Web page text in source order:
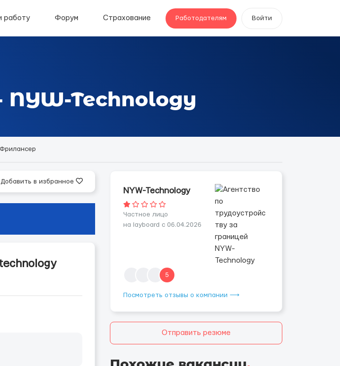
работу Форум Страхование Работодателям Войти
Technology
Фрилансер
Добавить в избранное
NYW-Technology
Частное лицо
на layboard с 06.04.2026
5
Посмотреть отзывы о компании ⟶
Отправить резюме